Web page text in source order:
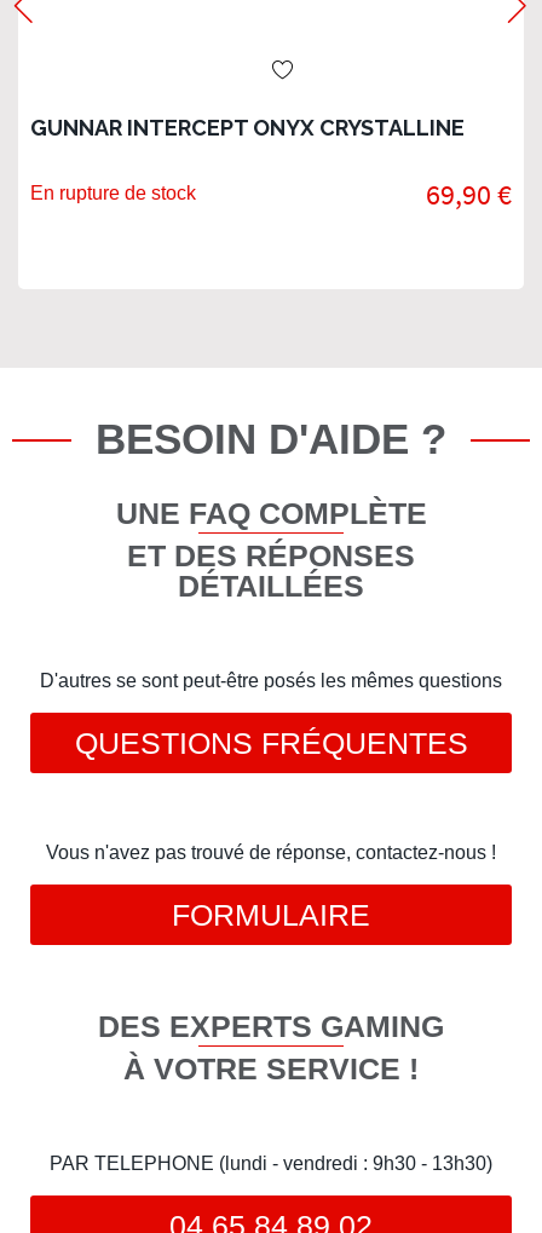
GUNNAR INTERCEPT ONYX CRYSTALLINE
En rupture de stock 69,90 €
BESOIN D'AIDE ?
UNE FAQ COMPLÈTE
ET DES RÉPONSES
DÉTAILLÉES
D'autres se sont peut-être posés les mêmes questions
QUESTIONS FRÉQUENTES
Vous n'avez pas trouvé de réponse, contactez-nous !
FORMULAIRE
DES EXPERTS GAMING
À VOTRE SERVICE !
PAR TELEPHONE (lundi - vendredi : 9h30 - 13h30)
04 65 84 89 02